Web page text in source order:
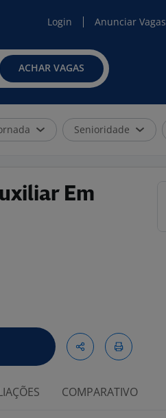
Login Anunciar Vagas
ACHAR VAGAS
Senioridade
Em
COMPARATIVO